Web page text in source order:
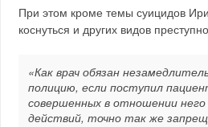
При этом кроме темы суицидов
коснуться и других видов
«Как врач обязан
полицию, если поступил
совершенных в отношении
действий, точно так же